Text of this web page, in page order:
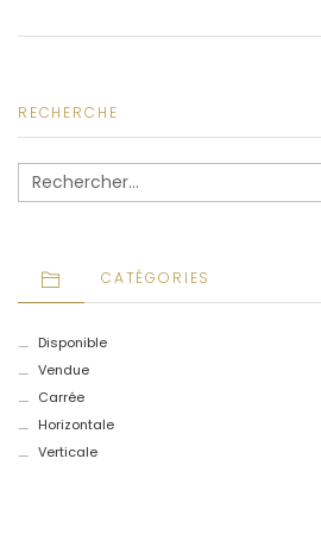
RECHERCHE
Rechercher :
CATÉGORIES
Disponible
Vendue
Carrée
Horizontale
Verticale